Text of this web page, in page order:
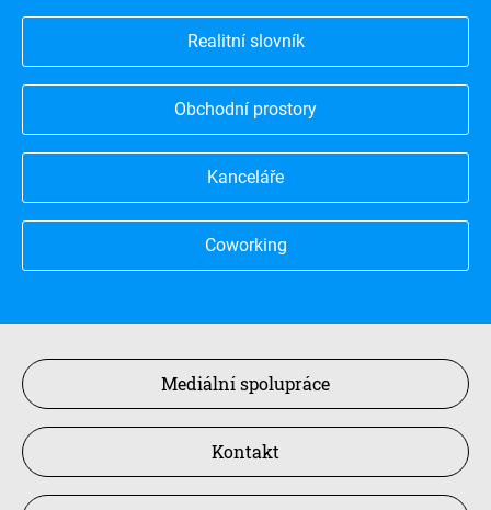
Realitní slovník
Obchodní prostory
Kanceláře
Coworking
Mediální spolupráce
Kontakt